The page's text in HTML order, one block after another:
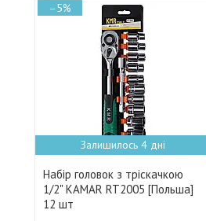
–5%
Залишилось 4 дні
Набір головок з тріскачкою
1/2" KAMAR RT2005 [Польша]
12 шт